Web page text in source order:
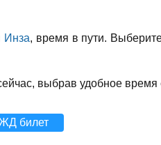
Инза, время в пути.
выбрав удобное
ЖД билет